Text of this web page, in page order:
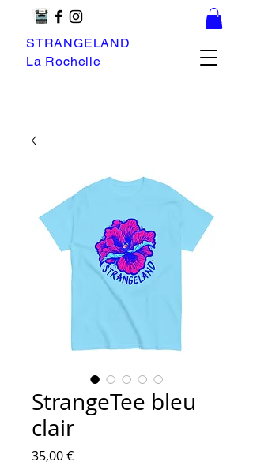
STRANGELAND
La Rochelle
StrangeTee bleu
clair
35,00 €Prix